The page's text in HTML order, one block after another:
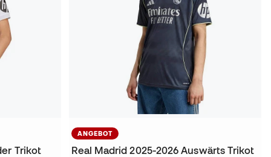
Trikot
ANGEBOT
Real Madrid 2025-2026 Auswärts Trikot